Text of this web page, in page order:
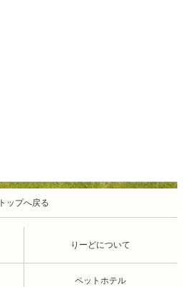
トップへ戻る
りーどについて
ペットホテル